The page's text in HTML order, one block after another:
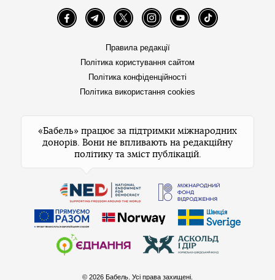
FacebookTelegramTwitter InstagramYouTube TikTok
Правила редакції
Політика користування сайтом
Політика конфіденційності
Політика використання cookies
«Бабель» працює за підтримки міжнародних
донорів. Вони не впливають на редакційну
політику та зміст публікацій.
© 2026 Бабель. Усі права захищені.